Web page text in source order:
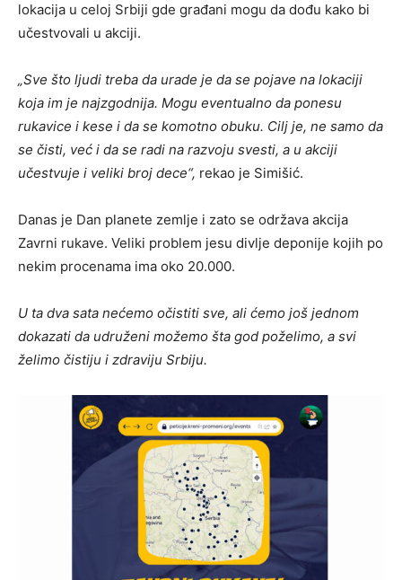
lokacija u celoj Srbiji gde građani mogu da dođu kako bi
učestvovali u akciji.
„Sve što ljudi treba da urade je da se pojave na lokaciji
koja im je najzgodnija. Mogu eventualno da ponesu
rukavice i kese i da se komotno obuku. Cilj je, ne samo da
se čisti, već i da se radi na razvoju svesti, a u akciji
učestvuje i veliki broj dece“, rekao je Simišić.
Danas je Dan planete zemlje i zato se održava akcija
Zavrni rukave. Veliki problem jesu divlje deponije kojih po
nekim procenama ima oko 20.000.
U ta dva sata nećemo očistiti sve, ali ćemo još jednom
dokazati da udruženi možemo šta god poželimo, a svi
želimo čistiju i zdraviju Srbiju.